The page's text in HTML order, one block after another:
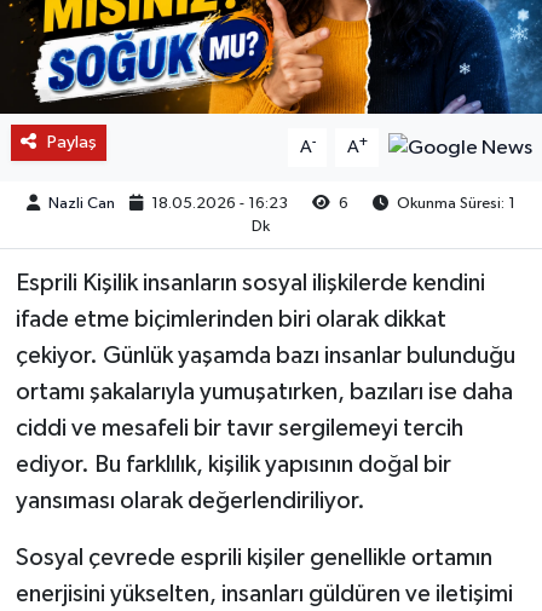
Paylaş A- A+
Nazli Can 18.05.2026 - 16:23 6
Okunma Süresi: 1
Dk
Esprili Kişilik insanların sosyal ilişkilerde kendini
ifade etme biçimlerinden biri olarak dikkat
çekiyor. Günlük yaşamda bazı insanlar bulunduğu
ortamı şakalarıyla yumuşatırken, bazıları ise daha
ciddi ve mesafeli bir tavır sergilemeyi tercih
ediyor. Bu farklılık, kişilik yapısının doğal bir
yansıması olarak değerlendiriliyor.
Sosyal çevrede esprili kişiler genellikle ortamın
enerjisini yükselten, insanları güldüren ve iletişimi